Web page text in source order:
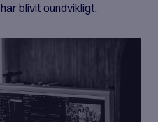
blivit oundvikligt.